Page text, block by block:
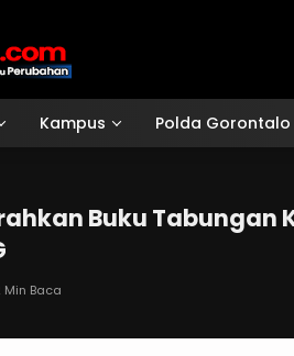
Kampus Polda Gorontalo
Buku Tabungan
Min Baca